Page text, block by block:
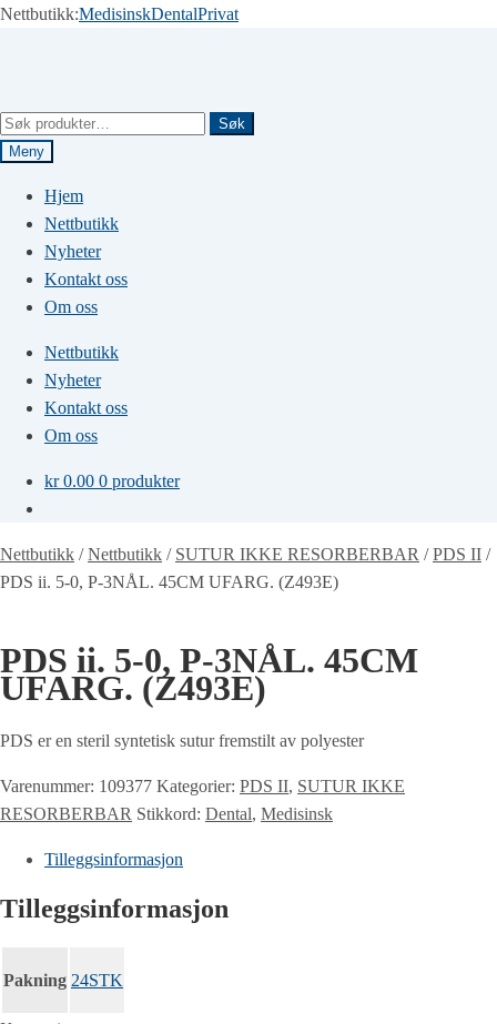
Nettbutikk:MedisinskDentalPrivat
Søk
etter:
Søk
Meny
Hjem
Nettbutikk
Nyheter
Kontakt oss
Om oss
Nettbutikk
Nyheter
Kontakt oss
Om oss
kr0.00 0 produkter
Nettbutikk /Nettbutikk / SUTUR IKKE RESORBERBAR /PDS II /
PDS ii. 5-0, P-3NÅL. 45CM UFARG. (Z493E)
PDS ii. 5-0, P-3NÅL. 45CM
UFARG. (Z493E)
PDS er en steril syntetisk sutur fremstilt av polyester
Varenummer: 109377 Kategorier: PDS II, SUTUR IKKE
RESORBERBAR Stikkord: Dental, Medisinsk
Tilleggsinformasjon
Tilleggsinformasjon
Pakning 24STK